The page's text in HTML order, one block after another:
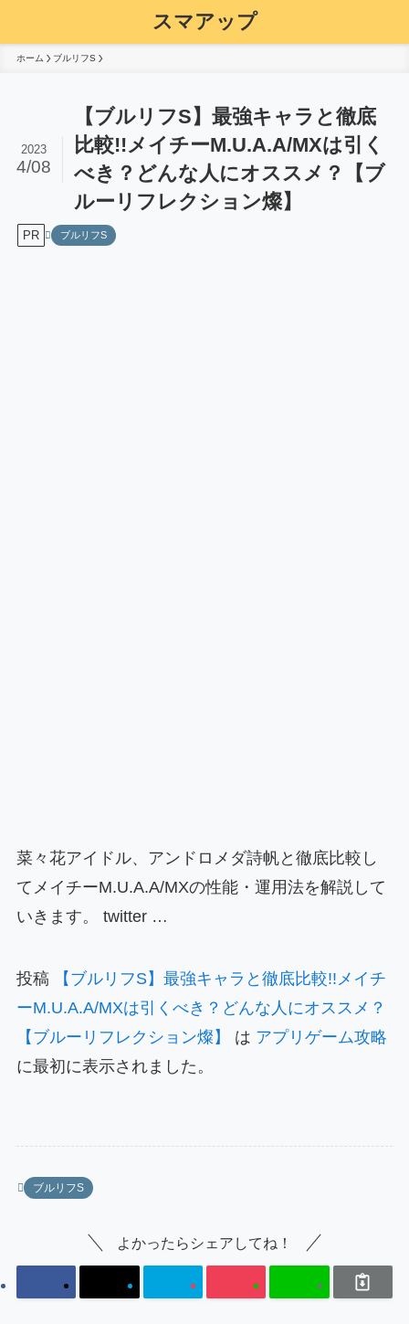
スマアップ
ホーム ブルリフS
【ブルリフS】最強キャラと徹底
比較!!メイチーM.U.A.A/MXは引く
べき？どんな人にオススメ？【ブ
ルーリフレクション燦】
2023
4/08
PR ブルリフS
菜々花アイドル、アンドロメダ詩帆と徹底比較し
てメイチーM.U.A.A/MXの性能・運用法を解説して
いきます。 twitter …
投稿
【ブルリフS】最強キャラと徹底比較!!メイチ
ーM.U.A.A/MXは引くべき？どんな人にオススメ？
【ブルーリフレクション燦】
は アプリゲーム攻略
に最初に表示されました。
ブルリフS
よかったらシェアしてね！